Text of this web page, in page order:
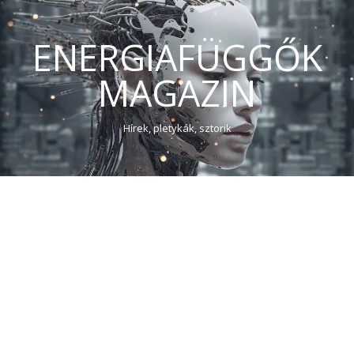
ENERGIAFÜGGŐK
MAGAZIN
Hírek, pletykák, sztorik